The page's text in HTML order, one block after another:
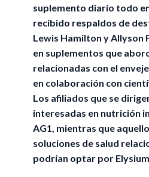
suplemento diario todo
recibido respaldos de
Lewis Hamilton y Allyson
en suplementos que
relacionadas con el
en colaboración con
Los afiliados que se
interesadas en nutrición
AG1, mientras que
soluciones de salud
podrían optar por